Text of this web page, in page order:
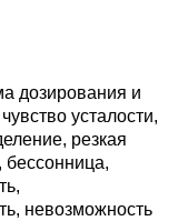
дозирования и
усталости,
резкая
бессонница,
невозможность